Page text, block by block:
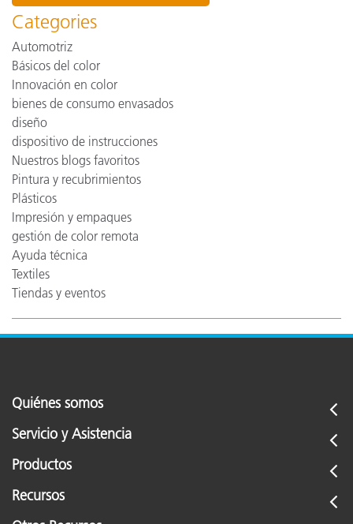
Categories
Automotriz
Básicos del color
Innovación en color
bienes de consumo envasados
diseño
dispositivo de instrucciones
Nuestros blogs favoritos
Pintura y recubrimientos
Plásticos
Impresión y empaques
gestión de color remota
Ayuda técnica
Textiles
Tiendas y eventos
Quiénes somos
Servicio y Asistencia
Productos
Recursos